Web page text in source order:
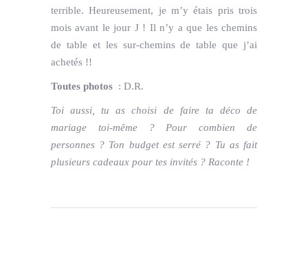
terrible. Heureusement, je m’y étais pris trois
mois avant le jour J ! Il n’y a que les chemins
de table et les sur-chemins de table que j’ai
achetés !!
Toutes photos : D.R.
Toi aussi, tu as choisi de faire ta déco de
mariage toi-même ? Pour combien de
personnes ? Ton budget est serré ? Tu as fait
plusieurs cadeaux pour tes invités ? Raconte !